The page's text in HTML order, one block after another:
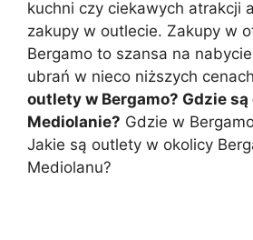
kuchni czy ciekawych atrakcji
zakupy w outlecie. Zakupy w
Bergamo to szansa na
ubrań w nieco niższych
outlety w Bergamo? Gdzie
Mediolanie? Gdzie w
Jakie są outlety w okolicy
Mediolanu?